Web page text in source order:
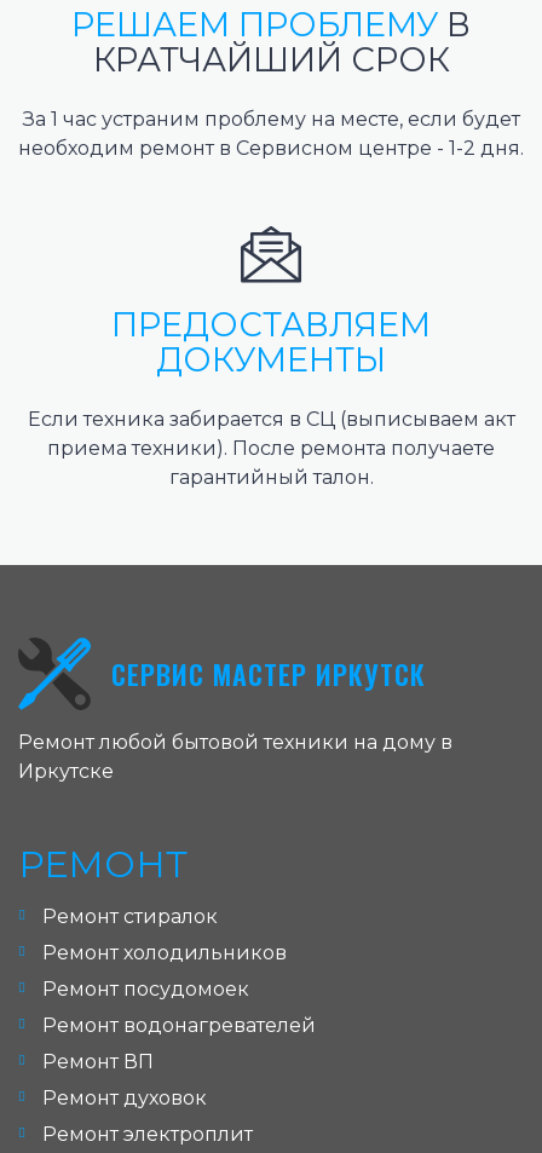
РЕШАЕМ ПРОБЛЕМУ В
КРАТЧАЙШИЙ СРОК
За 1 час устраним проблему на месте, если будет
необходим ремонт в Сервисном центре - 1-2 дня.
ПРЕДОСТАВЛЯЕМ
ДОКУМЕНТЫ
Если техника забирается в СЦ (выписываем акт
приема техники). После ремонта получаете
гарантийный талон.
СЕРВИС МАСТЕР ИРКУТСК
Ремонт любой бытовой техники на дому в
Иркутске
РЕМОНТ
Ремонт стиралок
Ремонт холодильников
Ремонт посудомоек
Ремонт водонагревателей
Ремонт ВП
Ремонт духовок
Ремонт электроплит